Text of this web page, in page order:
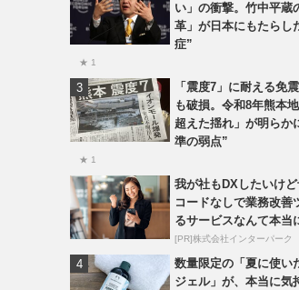
い」の衝撃。竹中平蔵
革」が日本にもたらし
症”
★ 1
「震度7」に耐える免
も破損。令和8年熊本
超えた揺れ」が明らか
準の弱点”
★ 1
我が社もDXしたいけど
コードなしで業務改善
るサービスなんて本当
[PR]株式会社インターパーク
数量限定の「夏に使い
ジェル」が、本当に気